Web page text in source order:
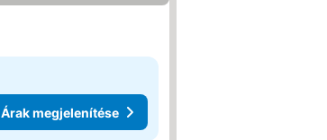
Árak megjelenítése